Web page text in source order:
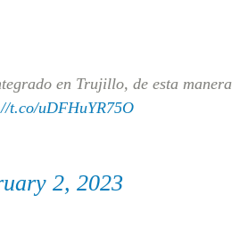
en Trujillo, de esta manera
t.co/uDFHuYR75O
2, 2023